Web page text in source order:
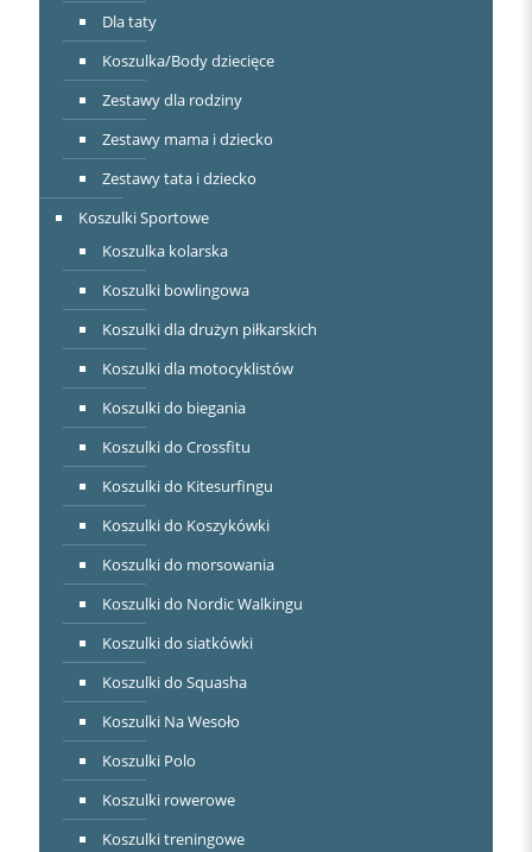
Dla taty
Koszulka/Body dziecięce
Zestawy dla rodziny
Zestawy mama i dziecko
Zestawy tata i dziecko
Koszulki Sportowe
Koszulka kolarska
Koszulki bowlingowa
Koszulki dla drużyn piłkarskich
Koszulki dla motocyklistów
Koszulki do biegania
Koszulki do Crossfitu
Koszulki do Kitesurfingu
Koszulki do Koszykówki
Koszulki do morsowania
Koszulki do Nordic Walkingu
Koszulki do siatkówki
Koszulki do Squasha
Koszulki Na Wesoło
Koszulki Polo
Koszulki rowerowe
Koszulki treningowe